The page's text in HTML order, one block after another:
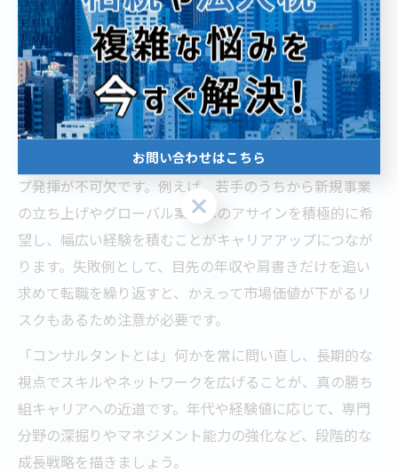
場価値の高いスキルを計画的に身につけることが重要で
す。東京都の大手企業では、入社数年で「年収1000万」
に到達するケースもありますが、これは高い成果と評価
を得た場合に限られます。
実際には、昇進や高収入を実現するためには、プロジェ
クトでの実績や顧客からの信頼、社内でのリーダーシッ
プ発揮が不可欠です。例えば、若手のうちから新規事業
の立ち上げやグローバル案件へのアサインを積極的に希
望し、幅広い経験を積むことがキャリアアップにつなが
ります。失敗例として、目先の年収や肩書きだけを追い
求めて転職を繰り返すと、かえって市場価値が下がるリ
スクもあるため注意が必要です。
「コンサルタントとは」何かを常に問い直し、長期的な
視点でスキルやネットワークを広げることが、真の勝ち
組キャリアへの近道です。年代や経験値に応じて、専門
分野の深掘りやマネジメント能力の強化など、段階的な
成長戦略を描きましょう。
お問い合わせはこちら
お問い合わせはこちら